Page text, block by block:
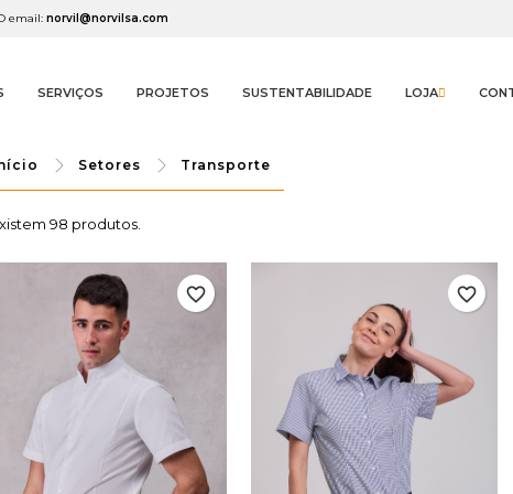
email: norvil@norvilsa.com
SERVIÇOS PROJETOS SUSTENTABILIDADE LOJA
Setores Transporte
98 produtos.
favorite_border favorite_border